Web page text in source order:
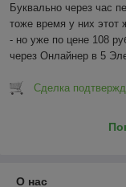
Буквально через час
тоже время у них этот
- но уже по цене 108
через Онлайнер в 5
Сделка
О нас